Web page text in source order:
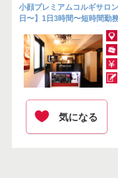
たくさんのご応募を心よ
掲載
「簡
小顔プレミアムコルギサロ
日〜】1日3時間〜短時間勤
中の方も働きやすい＊〈桜木
気になる